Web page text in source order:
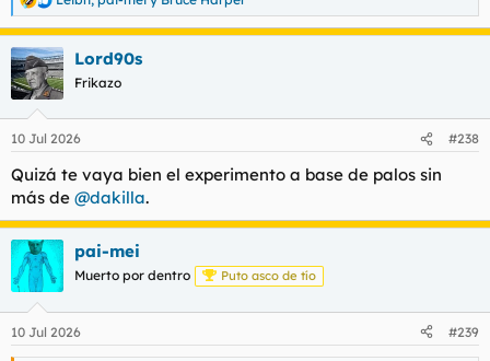
R
e
a
c
c
i
e
:
Lord90s
Frikazo
10 Jul 2026 #238
Quizá te vaya bien el experimento a base de palos sin
más de @dakilla.
pai-mei
Muerto por dentro Puto asco de tío
10 Jul 2026 #239